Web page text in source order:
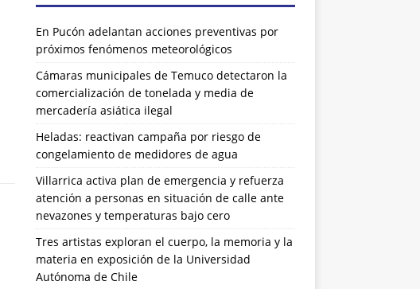
En Pucón adelantan acciones preventivas por
próximos fenómenos meteorológicos
Cámaras municipales de Temuco detectaron la
comercialización de tonelada y media de
mercadería asiática ilegal
Heladas: reactivan campaña por riesgo de
congelamiento de medidores de agua
Villarrica activa plan de emergencia y refuerza
atención a personas en situación de calle ante
nevazones y temperaturas bajo cero
Tres artistas exploran el cuerpo, la memoria y la
materia en exposición de la Universidad
Autónoma de Chile